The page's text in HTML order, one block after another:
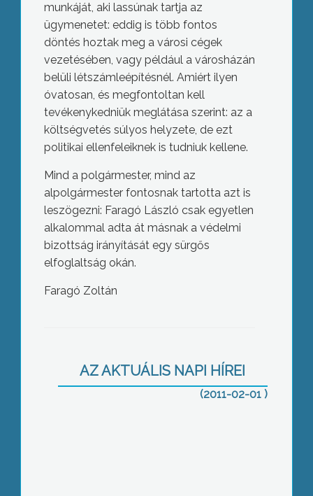
munkáját, aki lassúnak tartja az
ügymenetet: eddig is több fontos
döntés hoztak meg a városi cégek
vezetésében, vagy például a városházán
belüli létszámleépítésnél. Amiért ilyen
óvatosan, és megfontoltan kell
tevékenykedniük meglátása szerint: az a
költségvetés súlyos helyzete, de ezt
politikai ellenfeleiknek is tudniuk kellene.
Mind a polgármester, mind az
alpolgármester fontosnak tartotta azt is
leszögezni: Faragó László csak egyetlen
alkalommal adta át másnak a védelmi
bizottság irányítását egy sürgős
elfoglaltság okán.
Faragó Zoltán
AZ AKTUÁLIS NAPI HÍREI
(2011-02-01 )
ügyében a Fidesz és az MSZP